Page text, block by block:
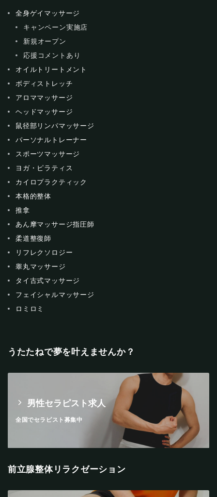
全身ゲイマッサージ
キャンペーン実施店
新規オープン
応援コメントあり
オイルトリートメント
ボディストレッチ
アロママッサージ
ヘッドマッサージ
鼠径部リンパマッサージ
パーソナルトレーナー
スポーツマッサージ
ヨガ・ピラティス
カイロプラクティック
本格的整体
推拿
あん摩マッサージ指圧師
柔道整復師
リフレクソロジー
睾丸マッサージ
タイ古式マッサージ
フェイシャルマッサージ
ロミロミ
うたたねで夢を叶えませんか？
男性セラピスト求人
全国でセラピスト募集中
前立腺整体リラクゼーション